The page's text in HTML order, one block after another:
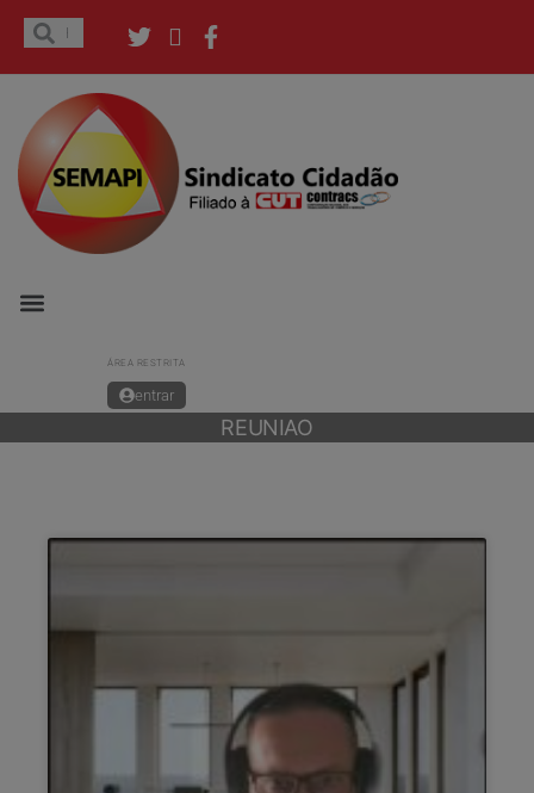
ÁREA RESTRITA
entrar
REUNIAO